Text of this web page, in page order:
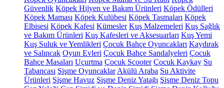
Güvenlik Köpek Hijyen ve Bakım Ürünleri Köpek Ödülleri
Köpek Maması Köpek Kulübesi Köpek Tasmaları Köpek
Elbisesi Köpek Kafesi Kümesler Kuş Malzemeleri Kuş Sağlık
ve Bakım Ürünleri Kuş Kafesleri ve Aksesuarları Kuş Yemi
Kuş Suluk ve Yemlikleri Çocuk Bahçe Oyuncakları Kaydırak
ve Salıncak Oyun Evleri Çocuk Bahçe Sandalyeleri Çocuk
Bahçe Masaları Uçurtma Çocuk Scooter Çocuk Kaykay Su
Tabancası Şişme Oyuncaklar Akülü Araba Su Aktivite
Ürünleri Şişme Havuz Şişme Deniz Yatağı Şişme Deniz Topu